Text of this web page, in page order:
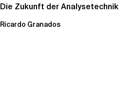
Die Zukunft der Analysetechnik
Ricardo Granados